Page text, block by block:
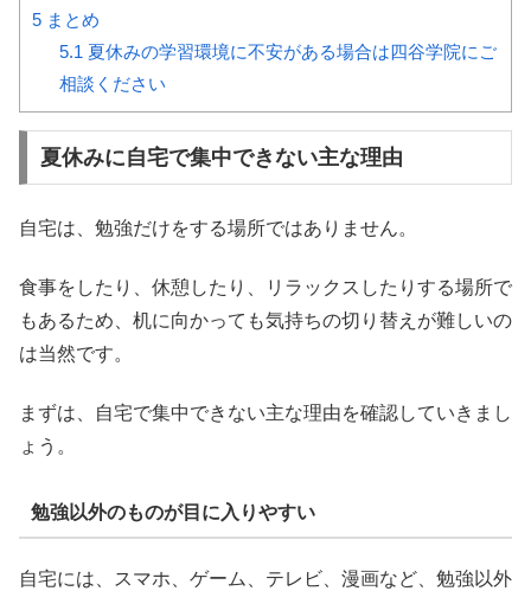
5 まとめ
5.1 夏休みの学習環境に不安がある場合は四谷学院にご
相談ください
夏休みに自宅で集中できない主な理由
自宅は、勉強だけをする場所ではありません。
食事をしたり、休憩したり、リラックスしたりする場所で
もあるため、机に向かっても気持ちの切り替えが難しいの
は当然です。
まずは、自宅で集中できない主な理由を確認していきまし
ょう。
勉強以外のものが目に入りやすい
自宅には、スマホ、ゲーム、テレビ、漫画など、勉強以外